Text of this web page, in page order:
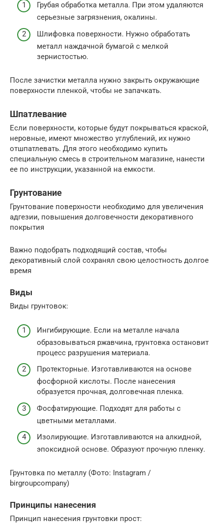
Грубая обработка металла. При этом удаляются
серьезные загрязнения, окалины.
Шлифовка поверхности. Нужно обработать
металл наждачной бумагой с мелкой
зернистостью.
После зачистки металла нужно закрыть окружающие
поверхности пленкой, чтобы не запачкать.
Шпатлевание
Если поверхности, которые будут покрываться краской,
неровные, имеют множество углублений, их нужно
отшпатлевать. Для этого необходимо купить
специальную смесь в строительном магазине, нанести
ее по инструкции, указанной на емкости.
Грунтование
Грунтование поверхности необходимо для увеличения
адгезии, повышения долговечности декоративного
покрытия
Важно подобрать подходящий состав, чтобы
декоративный слой сохранял свою целостность долгое
время
Виды
Виды грунтовок:
Ингибирующие. Если на металле начала
образовываться ржавчина, грунтовка остановит
процесс разрушения материала.
Протекторные. Изготавливаются на основе
фосфорной кислоты. После нанесения
образуется прочная, долговечная пленка.
Фосфатирующие. Подходят для работы с
цветными металлами.
Изолирующие. Изготавливаются на алкидной,
эпоксидной основе. Образуют прочную пленку.
Грунтовка по металлу (Фото: Instagram /
birgroupcompany)
Принципы нанесения
Принцип нанесения грунтовки прост: